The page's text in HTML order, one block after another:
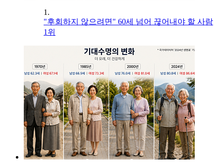
1.
"후회하지 않으려면" 60세 넘어 끊어내야 할 사람
1위